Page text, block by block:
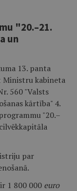
"20.–21.
un
13. panta
Ministru kabineta
560 "Valsts
kārtība" 4.
"20.–
par
1 800 000 euro